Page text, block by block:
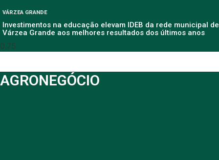
VÁRZEA GRANDE
Investimentos na educação elevam IDEB da rede municipal de
Várzea Grande aos melhores resultados dos últimos anos
AGRONEGÓCIO